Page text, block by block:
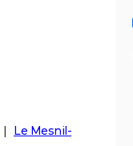
Le Mesnil-